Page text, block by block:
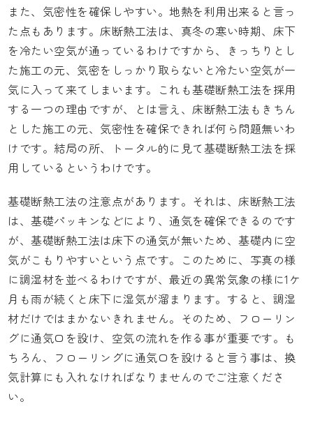
また、気密性を確保しやすい。地熱を利用出来ると言っ
た点もあります。床断熱工法は、真冬の寒い時期、床下
を冷たい空気が通っているわけですから、きっちりとし
た施工の元、気密をしっかり取らないと冷たい空気が一
気に入って来てしまいます。これも基礎断熱工法を採用
する一つの理由ですが、とは言え、床断熱工法もきちん
とした施工の元、気密性を確保できれば何ら問題無いわ
けです。結局の所、トータル的に見て基礎断熱工法を採
用しているというわけです。
基礎断熱工法の注意点があります。それは、床断熱工法
は、基礎パッキンなどにより、通気を確保できるのです
が、基礎断熱工法は床下の通気が無いため、基礎内に空
気がこもりやすいという点です。このために、写真の様
に調湿材を並べるわけですが、最近の異常気象の様に1ケ
月も雨が続くと床下に湿気が溜まります。すると、調湿
材だけではまかないきれません。そのため、フローリン
グに通気口を設け、空気の流れを作る事が重要です。も
ちろん、フローリングに通気口を設けると言う事は、換
気計算にも入れなければなりませんのでご注意くださ
い。